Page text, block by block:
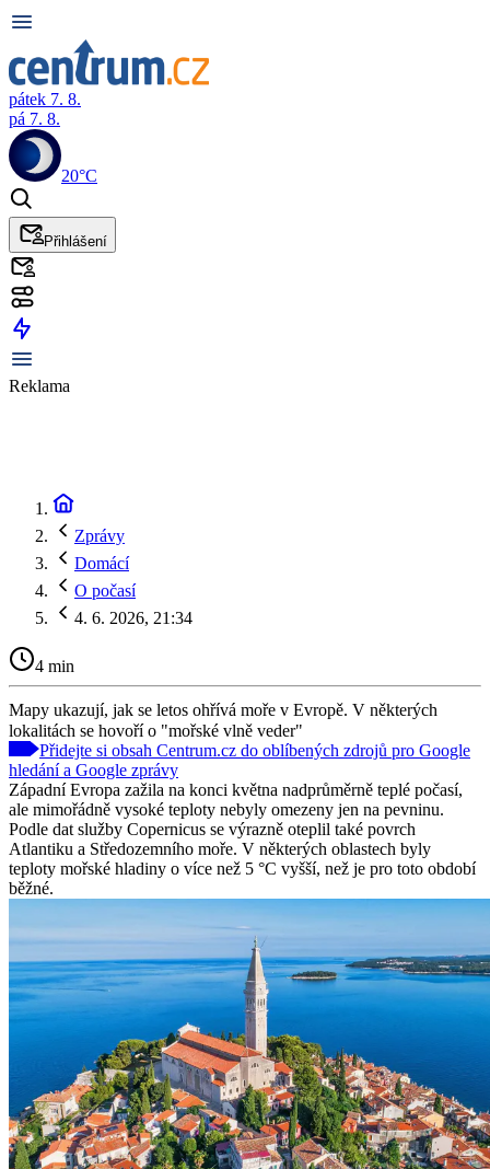
pátek 7. 8.
pá 7. 8.
20°C
Přihlášení
Reklama
Zprávy
Domácí
O počasí
4. 6. 2026, 21:34
4 min
Mapy ukazují, jak se letos ohřívá moře v Evropě. V některých
lokalitách se hovoří o "mořské vlně veder"
Přidejte si obsah Centrum.cz do oblíbených zdrojů pro Google
hledání a Google zprávy
Západní Evropa zažila na konci května nadprůměrně teplé počasí,
ale mimořádně vysoké teploty nebyly omezeny jen na pevninu.
Podle dat služby Copernicus se výrazně oteplil také povrch
Atlantiku a Středozemního moře. V některých oblastech byly
teploty mořské hladiny o více než 5 °C vyšší, než je pro toto období
běžné.